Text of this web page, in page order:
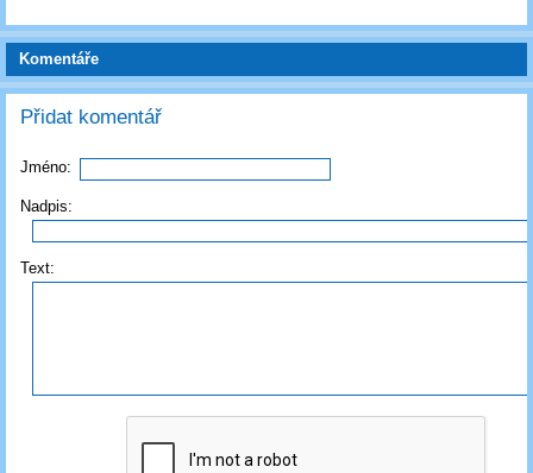
Komentáře
Přidat komentář
Jméno:
Nadpis:
Text: